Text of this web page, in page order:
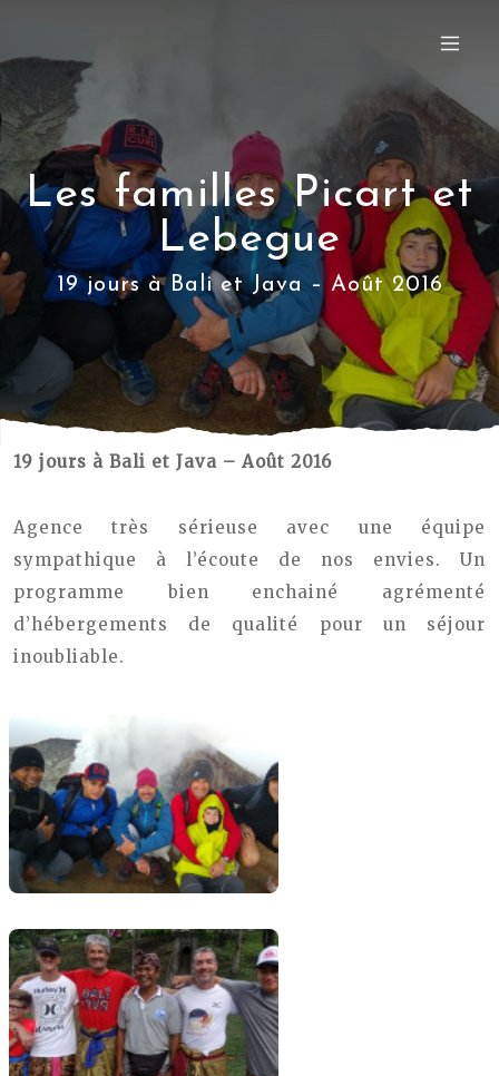
Les familles Picart et
Lebegue
19 jours à Bali et Java – Août 2016
19 jours à Bali et Java – Août 2016
Agence très sérieuse avec une équipe
sympathique à l’écoute de nos envies. Un
programme bien enchainé agrémenté
d’hébergements de qualité pour un séjour
inoubliable.